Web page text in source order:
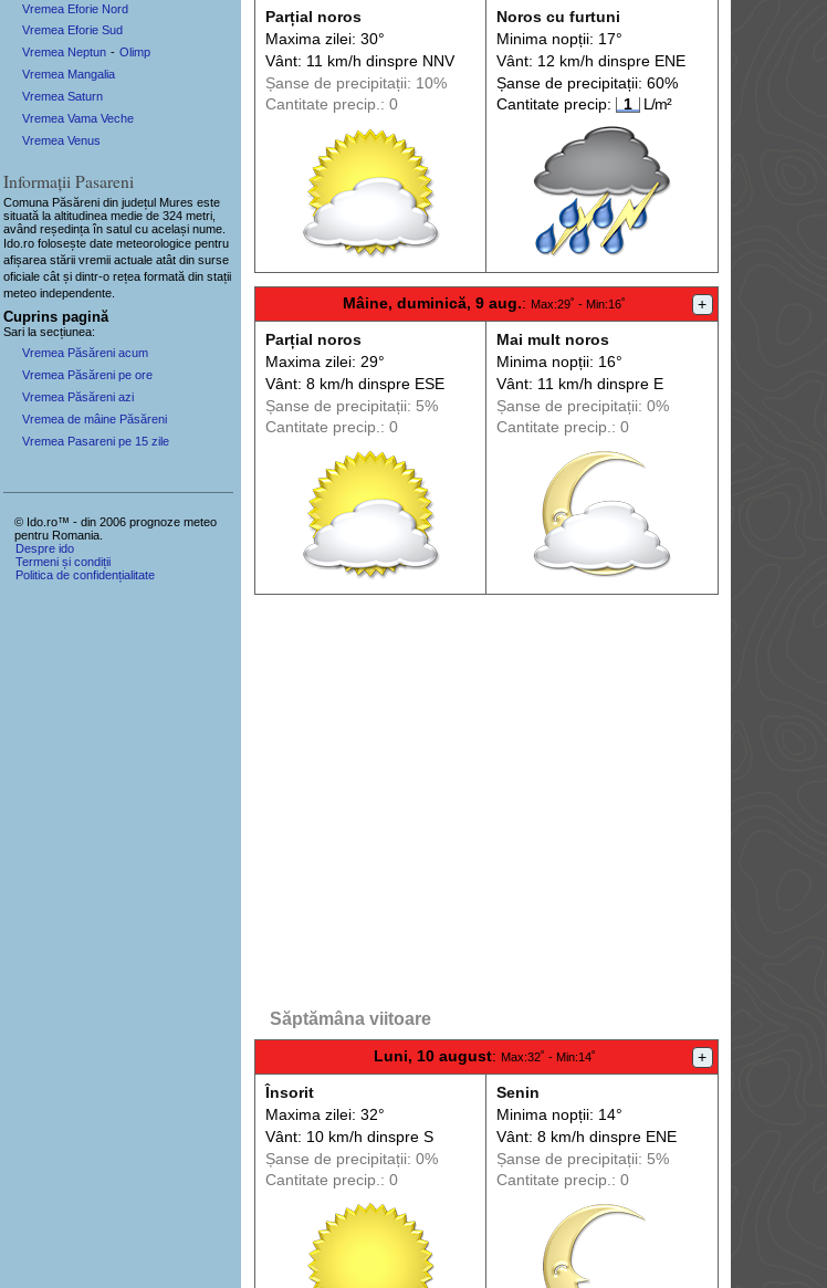
Parțial noros
Maxima zilei: 30°
Vânt: 11 km/h dinspreNNV
Șanse de precipitații: 10%
Cantitate precip.: 0
Noros cu furtuni
Minima nopții: 17°
Vânt: 12 km/h dinspreENE
Șanse de precipitații: 60%
Cantitate precip:
1 L/m²
Mâine, duminică, 9 aug.: Max:29˚ - Min:16˚ +
Parțial noros
Maxima zilei: 29°
Vânt: 8 km/h dinspreESE
Șanse de precipitații: 5%
Cantitate precip.: 0
Mai mult noros
Minima nopții: 16°
Vânt: 11 km/h dinspreE
Șanse de precipitații: 0%
Cantitate precip.: 0
Săptămâna viitoare
Luni, 10 august: Max:32˚ - Min:14˚ +
Însorit
Maxima zilei: 32°
Vânt: 10 km/h dinspreS
Șanse de precipitații: 0%
Cantitate precip.: 0
Senin
Minima nopții: 14°
Vânt: 8 km/h dinspreENE
Șanse de precipitații: 5%
Cantitate precip.: 0
Vremea Eforie Nord
Vremea Eforie Sud
Vremea Neptun - Olimp
Vremea Mangalia
Vremea Saturn
Vremea Vama Veche
Vremea Venus
Informații Pasareni
Comuna Păsăreni din județul Mures este
situată la altitudinea medie de 324 metri,
având reședința în satul cu același nume.
Ido.ro folosește date meteorologice pentru
afișarea stării vremii actuale atât din surse
oficiale cât și dintr-o rețea formată din stații
meteoindependente
Cuprins pagină
Sari la secțiunea:
Vremea Păsăreni acum
Vremea Păsăreni pe ore
Vremea Păsăreni azi
Vremea de mâine Păsăreni
Vremea Pasareni pe 15 zile
© Ido.ro™ - din 2006 prognoze meteo
pentru Romania.
Despre ido
Termeni și condiții
Politica de confidențialitate